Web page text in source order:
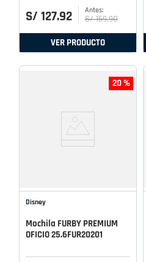
S/ 127.92 S/ 159.90
VER PRODUCTO
20 %
Disney
Mochila FURBY PREMIUM
OFICIO 25.6FUR20201